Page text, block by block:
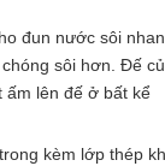
đun nước sôi
sôi hơn. Đế
ấm lên đế ở bất kể
kèm lớp thép